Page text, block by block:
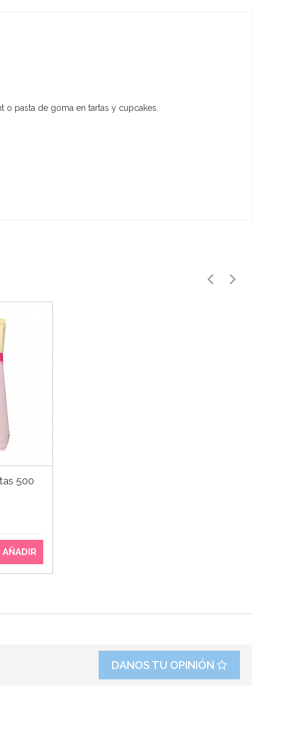
pasta de goma en tartas y cupcakes.
500
AÑADIR
DANOS TU OPINIÓN